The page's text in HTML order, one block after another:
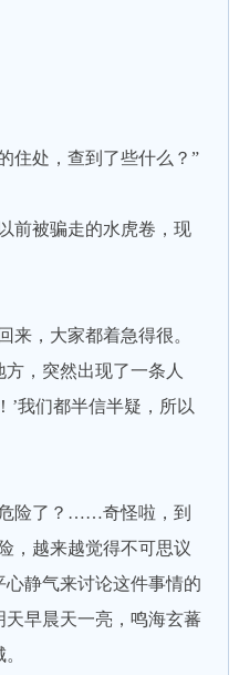
处，查到了些什么？”
被骗走的水虎卷，现
，大家都着急得很。
，突然出现了一条人
’我们都半信半疑，所以
险了？……奇怪啦，到
，越来越觉得不可思议
静气来讨论这件事情的
早晨天一亮，鸣海玄蕃